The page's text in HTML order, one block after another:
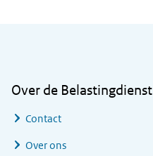
Over de Belastingdienst
Contact
Over ons